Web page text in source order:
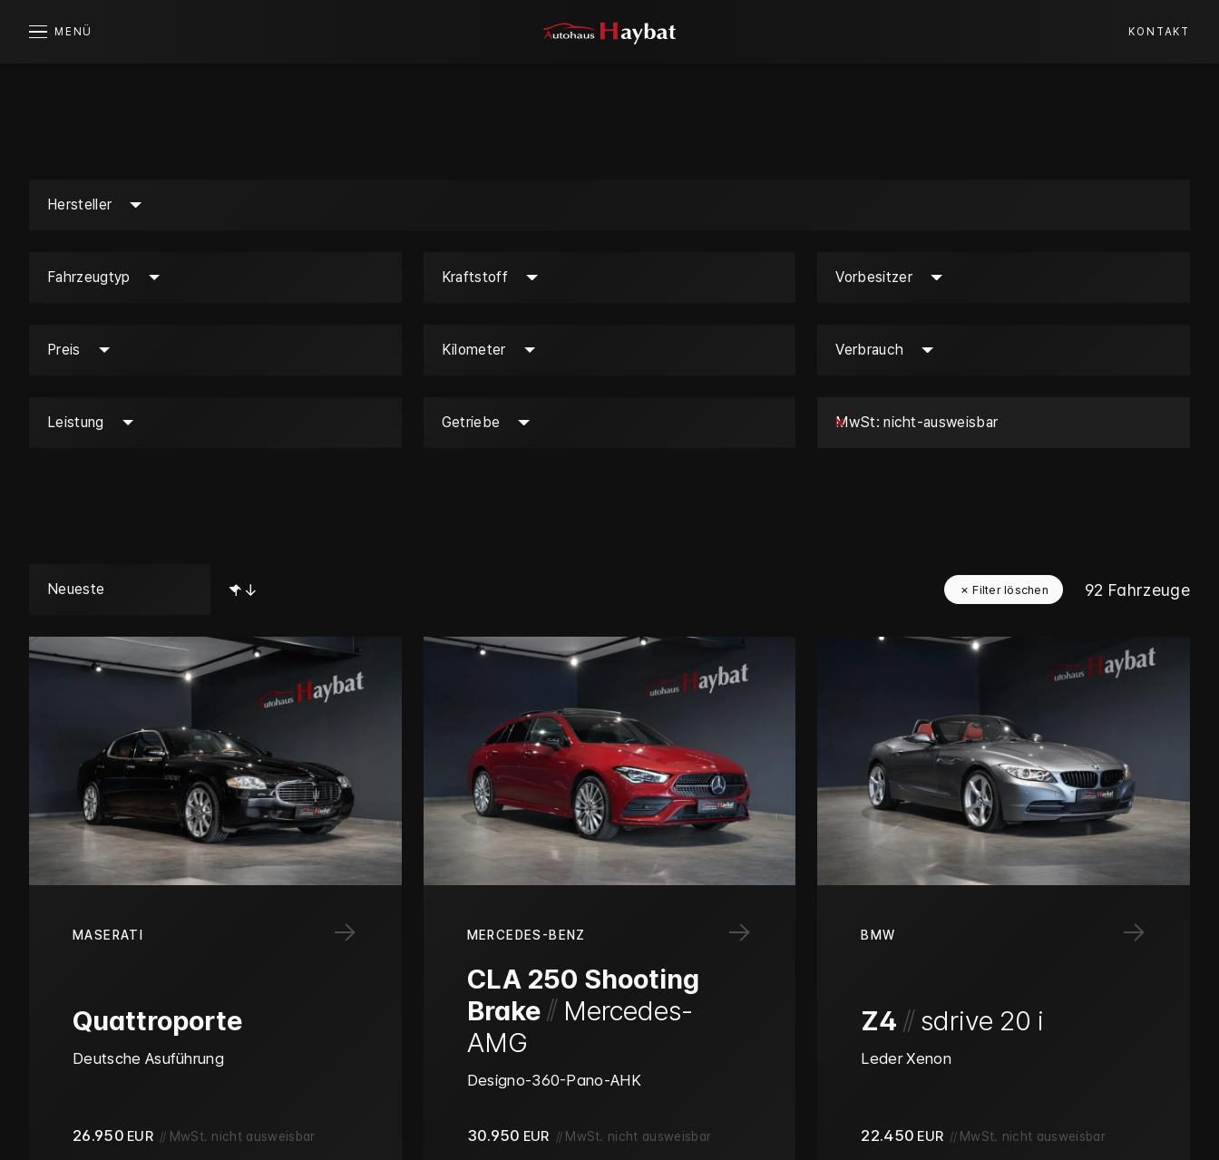
MENÜ KONTAKT
Hersteller
Fahrzeugtyp Kraftstoff Vorbesitzer
Preis Kilometer Verbrauch
Leistung Getriebe MwSt nicht-ausweisbar
↑↓ ✗ Filter löschen 92 Fahrzeuge
→
MASERATI
Quattroporte
Deutsche Asuführung
26.950 EUR // MwSt. nicht ausweisbar
→
MERCEDES-BENZ
CLA 250 Shooting
Brake // Mercedes-
AMG
Designo-360-Pano-AHK
30.950 EUR // MwSt. nicht ausweisbar
→
BMW
Z4 //sdrive 20 i
Leder Xenon
22.450 EUR // MwSt. nicht ausweisbar